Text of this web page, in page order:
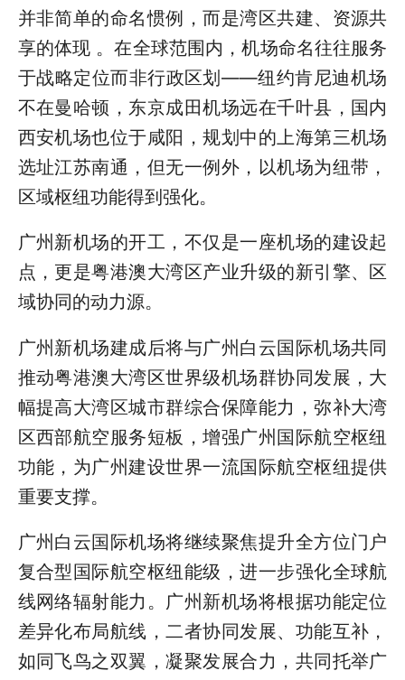
并非简单的命名惯例，而是湾区共建、资源共
享的体现 。在全球范围内，机场命名往往服务
于战略定位而非行政区划——纽约肯尼迪机场
不在曼哈顿，东京成田机场远在千叶县，国内
西安机场也位于咸阳，规划中的上海第三机场
选址江苏南通，但无一例外，以机场为纽带，
区域枢纽功能得到强化。
广州新机场的开工，不仅是一座机场的建设起
点，更是粤港澳大湾区产业升级的新引擎、区
域协同的动力源。
广州新机场建成后将与广州白云国际机场共同
推动粤港澳大湾区世界级机场群协同发展，大
幅提高大湾区城市群综合保障能力，弥补大湾
区西部航空服务短板，增强广州国际航空枢纽
功能，为广州建设世界一流国际航空枢纽提供
重要支撑。
广州白云国际机场将继续聚焦提升全方位门户
复合型国际航空枢纽能级，进一步强化全球航
线网络辐射能力。广州新机场将根据功能定位
差异化布局航线，二者协同发展、功能互补，
如同飞鸟之双翼，凝聚发展合力，共同托举广